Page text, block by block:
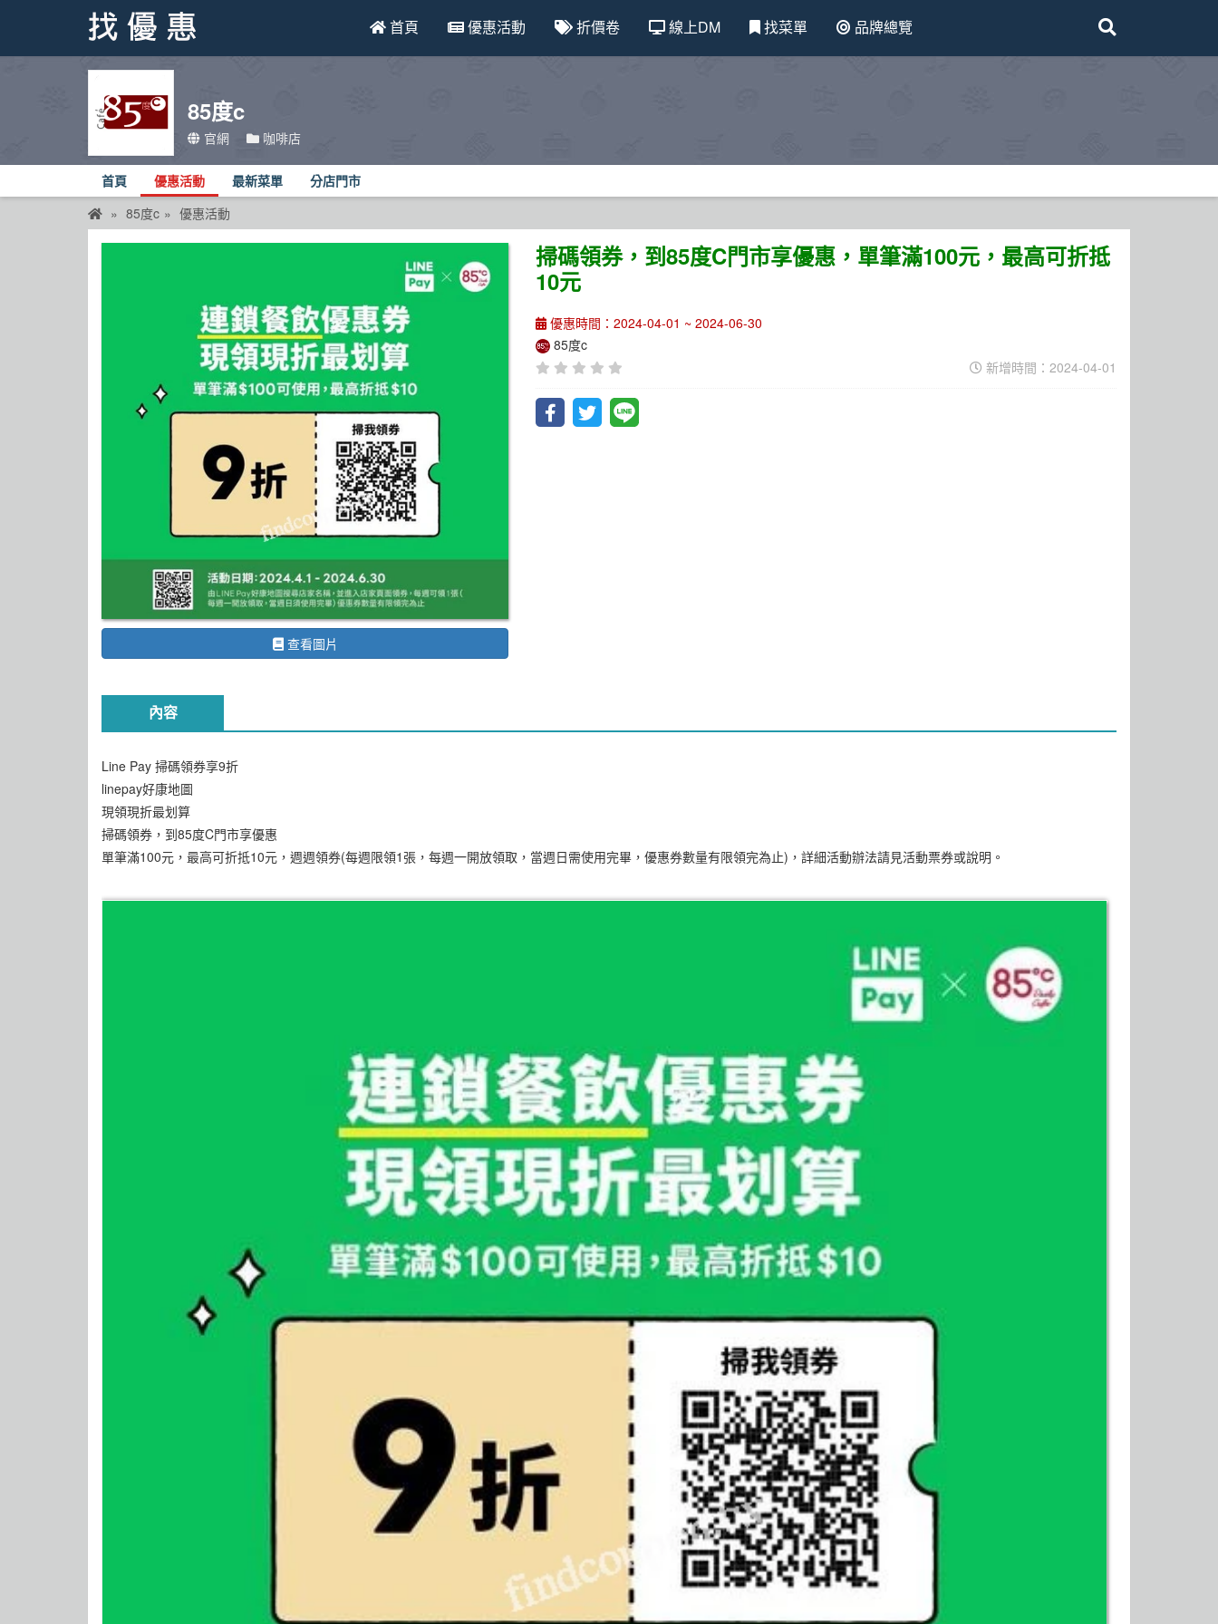
首頁 優惠活動 折價卷 線上DM 找菜單 品牌總覽
85度c
官網 咖啡店
首頁 優惠活動 最新菜單 分店門市
85度c 優惠活動
查看圖片
掃碼領券，到85度C門市享優惠，單筆滿100元，最高可折抵
10元
優惠時間：2024-04-01 ~ 2024-06-30
85度c
新增時間：2024-04-01
內容
Line Pay 掃碼領券享9折
linepay好康地圖
現領現折最划算
掃碼領券，到85度C門市享優惠
單筆滿100元，最高可折抵10元，週週領券(每週限領1張，每週一開放領取，當週日需使用完畢，優惠券數量有限領完為止)，詳細活動辦法請見活動票券或說明。
找優惠